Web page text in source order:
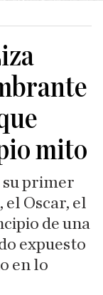
mito
su primer
el Oscar, el
de una
expuesto
en lo